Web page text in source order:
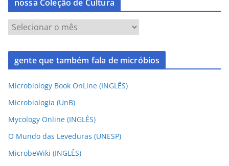
nossa Coleção de Cultura
gente que também fala de micróbios
Microbiology Book OnLine (INGLÊS)
Microbiologia (UnB)
Mycology Online (INGLÊS)
O Mundo das Leveduras (UNESP)
MicrobeWiki (INGLÊS)